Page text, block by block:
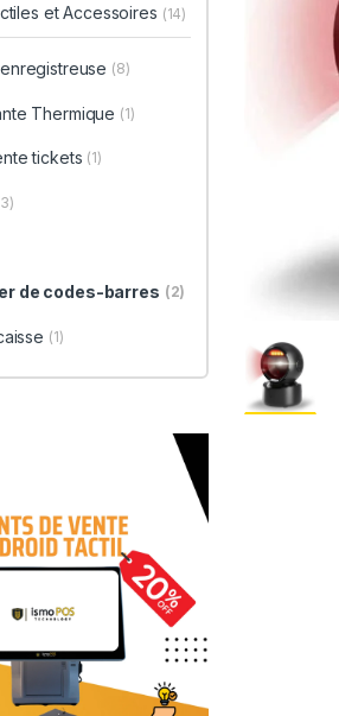
et Accessoires (14)
(8)
Thermique (1)
tickets (1)
de codes-barres (2)
(1)